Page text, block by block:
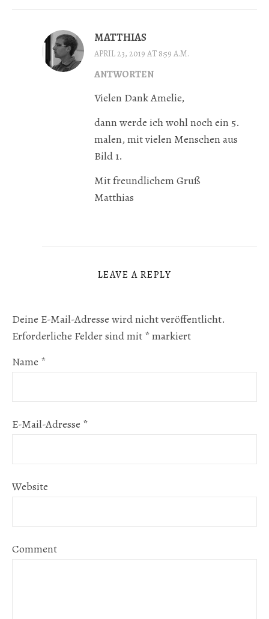
MATTHIAS
APRIL 23, 2019 AT 8:59 A.M.
ANTWORTEN
Vielen Dank Amelie,
dann werde ich wohl noch ein 5.
malen, mit vielen Menschen aus
Bild 1.
Mit freundlichem Gruß
Matthias
LEAVE A REPLY
Deine E-Mail-Adresse wird nicht veröffentlicht.
Erforderliche Felder sind mit *markiert
Name *
E-Mail-Adresse *
Website
Comment